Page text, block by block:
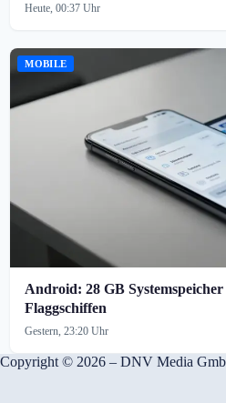
Heute, 00:37 Uhr
MOBILE
Android: 28 GB
Flaggschiffen
Gestern, 23:20 Uhr
Copyright © 2026 – DNV Media